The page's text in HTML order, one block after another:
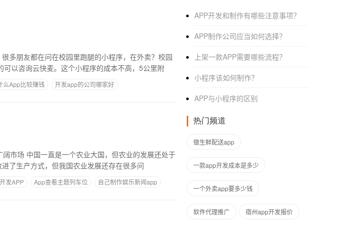
多朋友都在问在校园里跑腿的小程序，在外卖？校园
家介绍一下云快卖边肖。 外卖跑腿的可以咨询云快麦。这个小程序的成本不高，5公里附
么App比较赚钱
开发app的公司哪家好
发展还处于
了生产方式，但我国农业发展还存在很多问
发APP App查看主题列车位 自己制作娱乐新闻app
APP开发和制作有哪些注意事项？
APP制作公司应当如何选择？
上架一款APP需要哪些流程？
小程序该如何制作？
APP与小程序的区别
热门频道
做生鲜配送app
一款app开发成本是多少
一个外卖app要多少钱
软件代理推广 宿州app开发报价